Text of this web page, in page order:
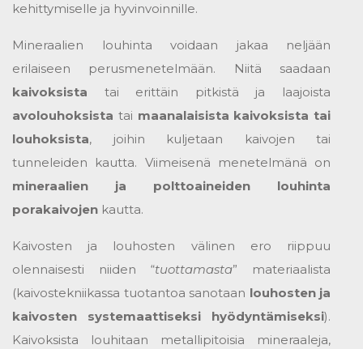
kehittymiselle ja hyvinvoinnille.
Mineraalien louhinta voidaan jakaa neljään
erilaiseen perusmenetelmään. Niitä saadaan
kaivoksista tai erittäin pitkistä ja laajoista
avolouhoksista tai maanalaisista kaivoksista tai
louhoksista, joihin kuljetaan kaivojen tai
tunneleiden kautta. Viimeisenä menetelmänä on
mineraalien ja polttoaineiden louhinta
porakaivojen kautta.
Kaivosten ja louhosten välinen ero riippuu
olennaisesti niiden “tuottamasta” materiaalista
(kaivostekniikassa tuotantoa sanotaan louhosten ja
kaivosten systemaattiseksi hyödyntämiseksi).
Kaivoksista louhitaan metallipitoisia mineraaleja,